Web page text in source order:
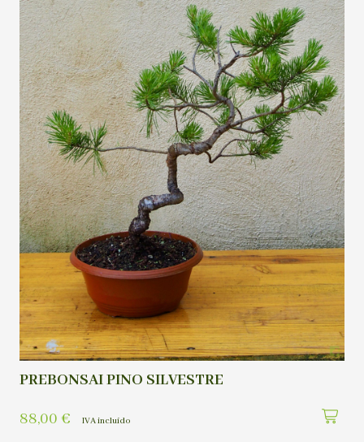
PREBONSAI PINO SILVESTRE
88,00 € IVA incluído